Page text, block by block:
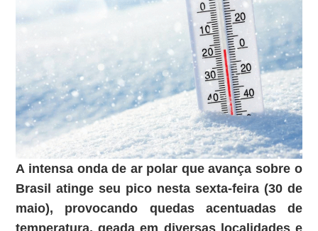
A intensa onda de ar polar que avança sobre o
Brasil atinge seu pico nesta sexta-feira (30 de
maio), provocando quedas acentuadas de